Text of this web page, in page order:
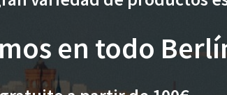
en todo